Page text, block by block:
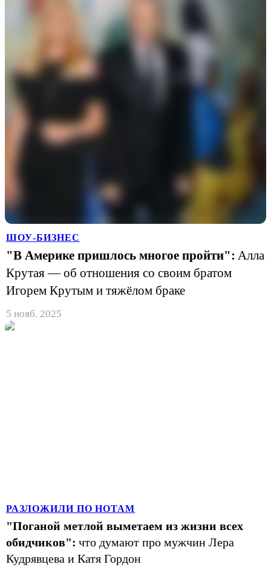
ШОУ-БИЗНЕС
"В Америке пришлось многое пройти": Алла
Крутая — об отношения со своим братом
Игорем Крутым и тяжёлом браке
5 нояб. 2025
РАЗЛОЖИЛИ ПО НОТАМ
"Поганой метлой выметаем из жизни всех
обидчиков": что думают про мужчин Лера
Кудрявцева и Катя Гордон